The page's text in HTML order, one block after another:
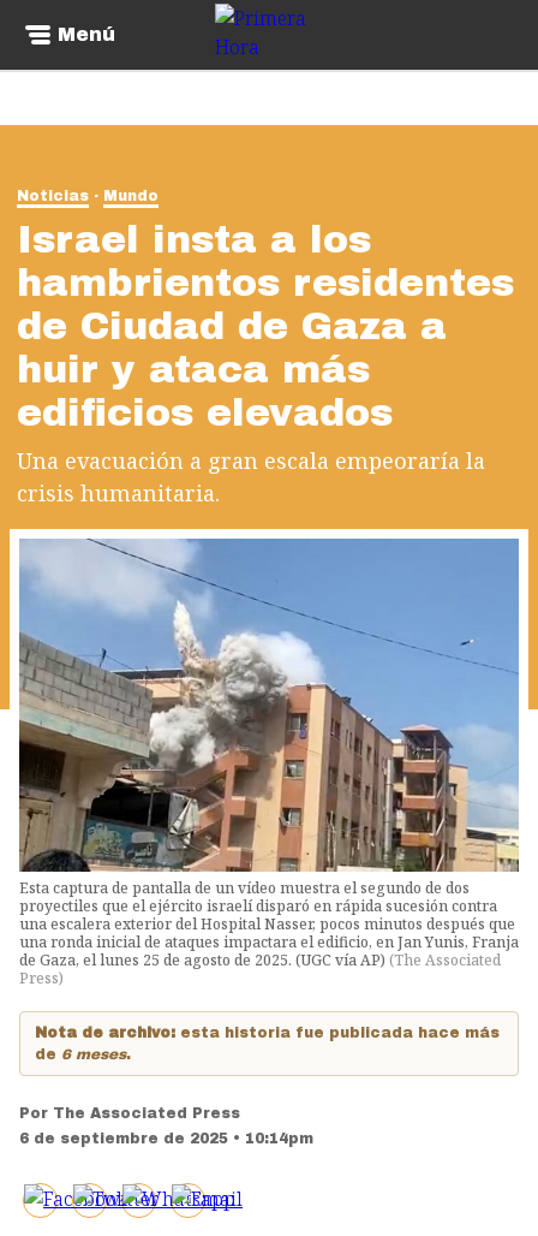
Menú
Noticias Mundo
Israel insta a los
hambrientos residentes
de Ciudad de Gaza a
huir y ataca más
edificios elevados
Una evacuación a gran escala empeoraría la
crisis humanitaria.
Esta captura de pantalla de un vídeo muestra el segundo de dos
proyectiles que el ejército israelí disparó en rápida sucesión contra
una escalera exterior del Hospital Nasser, pocos minutos después que
una ronda inicial de ataques impactara el edificio, en Jan Yunis, Franja
de Gaza, el lunes 25 de agosto de 2025. (UGC vía AP) (The Associated
Press)
Nota de archivo: esta historia fue publicada hace más
de 6 meses.
Por The Associated Press
6 de septiembre de 2025 • 10:14pm